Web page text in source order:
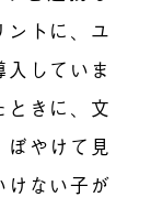
ントに、ユ
していま
ときに、文
やけて見
けない子が